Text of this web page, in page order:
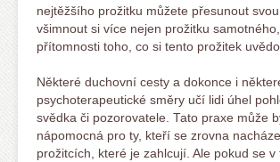
nejtěžšího prožitku můžete přesunout
všimnout si více nejen prožitku
přítomnosti toho, co si tento prožitek
Některé duchovní cesty a dokonce i
psychoterapeutické směry učí lidi úhel
svědka či pozorovatele. Tato praxe může
nápomocná pro ty, kteří se zrovna
prožitcích, které je zahlcují. Ale pokud se v